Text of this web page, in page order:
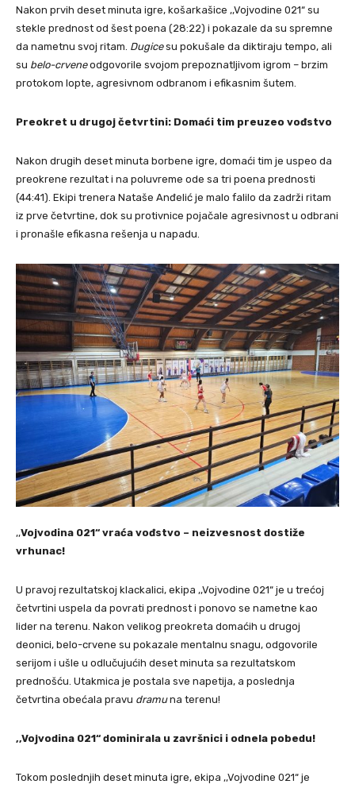
Nakon prvih deset minuta igre, košarkašice ,,Vojvodine 021“ su
stekle prednost od šest poena (28:22) i pokazale da su spremne
da nametnu svoj ritam. Dugicesu pokušale da diktiraju tempo, ali
su belo-crveneodgovorile svojom prepoznatljivom igrom – brzim
protokom lopte, agresivnom odbranom i efikasnim šutem.
Preokret u drugoj četvrtini: Domaći tim preuzeo vođstvo
Nakon drugih deset minuta borbene igre, domaći tim je uspeo da
preokrene rezultat i na poluvreme ode sa tri poena prednosti
(44:41). Ekipi trenera Nataše Anđelić je malo falilo da zadrži ritam
iz prve četvrtine, dok su protivnice pojačale agresivnost u odbrani
i pronašle efikasna rešenja u napadu.
,,Vojvodina 021“ vraća vođstvo – neizvesnost dostiže
vrhunac!
U pravoj rezultatskoj klackalici, ekipa ,,Vojvodine 021“ je u trećoj
četvrtini uspela da povrati prednost i ponovo se nametne kao
lider na terenu. Nakon velikog preokreta domaćih u drugoj
deonici, belo-crvene su pokazale mentalnu snagu, odgovorile
serijom i ušle u odlučujućih deset minuta sa rezultatskom
prednošću. Utakmica je postala sve napetija, a poslednja
četvrtina obećala pravu dramuna terenu!
,,Vojvodina 021“ dominirala u završnici i odnela pobedu!
Tokom poslednjih deset minuta igre, ekipa ,,Vojvodine 021“ je